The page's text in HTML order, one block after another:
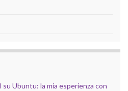
Ubuntu: la mia esperienza con